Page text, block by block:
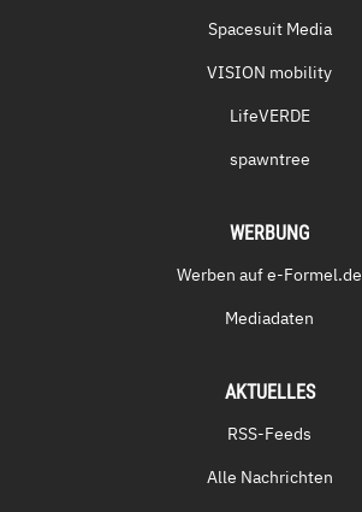
Spacesuit Media
VISION mobility
LifeVERDE
spawntree
WERBUNG
Werben auf e-Formel.de
Mediadaten
AKTUELLES
RSS-Feeds
Alle Nachrichten